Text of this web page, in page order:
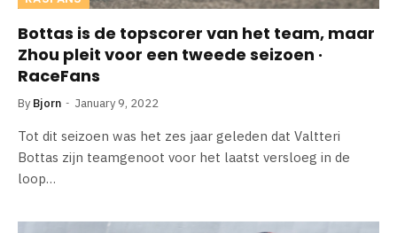
Bottas is de topscorer van het team, maar
Zhou pleit voor een tweede seizoen ·
RaceFans
By Bjorn January 9, 2022
Tot dit seizoen was het zes jaar geleden dat Valtteri
Bottas zijn teamgenoot voor het laatst versloeg in de
loop…